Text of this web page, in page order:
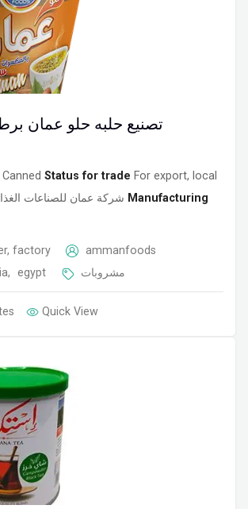
تصنيع حلبه حلو عمان برطمان
Canned Status for trade For export, local
شركة عمان للصناعات Manufacturing
factory
ammanfoods
, egypt مشروبات
Quick View